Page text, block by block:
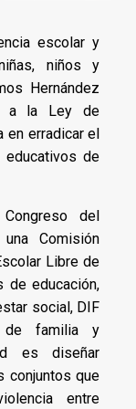
escolar y
niños y
Hernández
a la Ley de
en erradicar el
de
del
Comisión
Libre de
de educación,
social, DIF
de familia y
es diseñar
conjuntos que
entre